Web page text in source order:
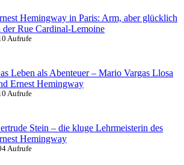
Hemingway in Paris: Arm, aber glücklich
der Rue Cardinal-Lemoine
Aufrufe
Leben als Abenteuer – Mario Vargas Llosa
Ernest Hemingway
Aufrufe
Stein – die kluge Lehrmeisterin des
Hemingway
Aufrufe